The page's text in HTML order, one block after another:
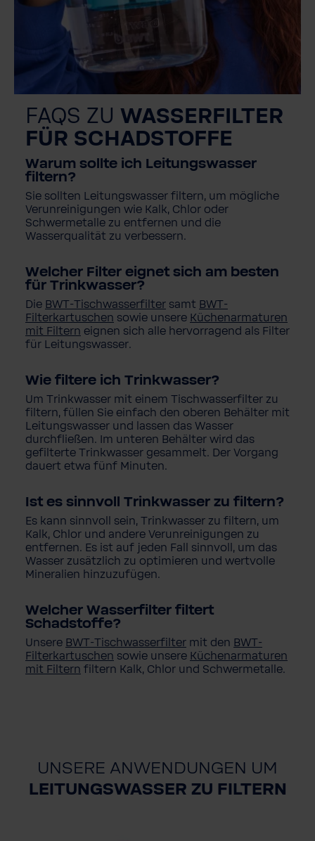
FAQS ZU WASSERFILTER
FÜR SCHADSTOFFE
Warum sollte ich Leitungswasser
filtern?
Sie sollten Leitungswasser filtern, um mögliche
Verunreinigungen wie Kalk, Chlor oder
Schwermetalle zu entfernen und die
Wasserqualität zu verbessern.
Welcher Filter eignet sich am besten
für Trinkwasser?
Die BWT-Tischwasserfilter samt BWT-
Filterkartuschen sowie unsere Küchenarmaturen
mit Filtern eignen sich alle hervorragend als Filter
für Leitungswasser.
Wie filtere ich Trinkwasser?
Um Trinkwasser mit einem Tischwasserfilter zu
filtern, füllen Sie einfach den oberen Behälter mit
Leitungswasser und lassen das Wasser
durchfließen. Im unteren Behälter wird das
gefilterte Trinkwasser gesammelt. Der Vorgang
dauert etwa fünf Minuten.
Ist es sinnvoll Trinkwasser zu filtern?
Es kann sinnvoll sein, Trinkwasser zu filtern, um
Kalk, Chlor und andere Verunreinigungen zu
entfernen. Es ist auf jeden Fall sinnvoll, um das
Wasser zusätzlich zu optimieren und wertvolle
Mineralien hinzuzufügen.
Welcher Wasserfilter filtert
Schadstoffe?
Unsere BWT-Tischwasserfilter mit den BWT-
Filterkartuschen sowie unsere Küchenarmaturen
mit Filtern filtern Kalk, Chlor und Schwermetalle.
UNSERE ANWENDUNGEN UM
LEITUNGSWASSER ZU FILTERN